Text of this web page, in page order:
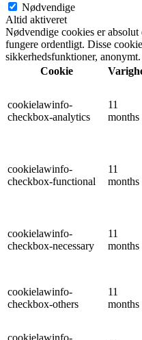
Nødvendige
Altid aktiveret
Nødvendige cookies er absolut
fungere ordentligt. Disse
sikkerhedsfunktioner, anonymt.
Cookie
cookielawinfo-
checkbox-analytics
11
months
cookielawinfo-
checkbox-functional
11
months
cookielawinfo-
checkbox-necessary
11
months
cookielawinfo-
checkbox-others
11
months
cookielawinfo-